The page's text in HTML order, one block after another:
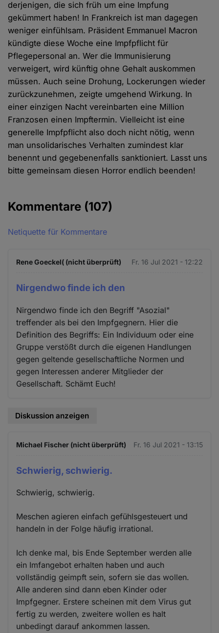
derjenigen, die sich früh um eine Impfung
gekümmert haben! In Frankreich ist man dagegen
weniger einfühlsam. Präsident Emmanuel Macron
kündigte diese Woche eine Impfpflicht für
Pflegepersonal an. Wer die Immunisierung
verweigert, wird künftig ohne Gehalt auskommen
müssen. Auch seine Drohung, Lockerungen wieder
zurückzunehmen, zeigte umgehend Wirkung. In
einer einzigen Nacht vereinbarten eine Million
Franzosen einen Impftermin. Vielleicht ist eine
generelle Impfpflicht also doch nicht nötig, wenn
man unsolidarisches Verhalten zumindest klar
benennt und gegebenenfalls sanktioniert. Lasst uns
bitte gemeinsam diesen Horror endlich beenden!
Kommentare (107)
Netiquette für Kommentare
Rene Goeckel( (nicht überprüft) Fr. 16 Jul 2021 - 12:22
Nirgendwo finde ich den
Nirgendwo finde ich den Begriff "Asozial"
treffender als bei den Impfgegnern. Hier die
Definition des Begriffs: Ein Individuum oder eine
Gruppe verstößt durch die eigenen Handlungen
gegen geltende gesellschaftliche Normen und
gegen Interessen anderer Mitglieder der
Gesellschaft. Schämt Euch!
Diskussion anzeigen
Michael Fischer (nicht überprüft) Fr. 16 Jul 2021 - 13:15
Schwierig, schwierig.
Schwierig, schwierig.
Meschen agieren einfach gefühlsgesteuert und
handeln in der Folge häufig irrational.
Ich denke mal, bis Ende September werden alle
ein Imfangebot erhalten haben und auch
vollständig geimpft sein, sofern sie das wollen.
Alle anderen sind dann eben Kinder oder
Impfgegner. Erstere scheinen mit dem Virus gut
fertig zu werden, zweitere wollen es halt
unbedingt darauf ankommen lassen.